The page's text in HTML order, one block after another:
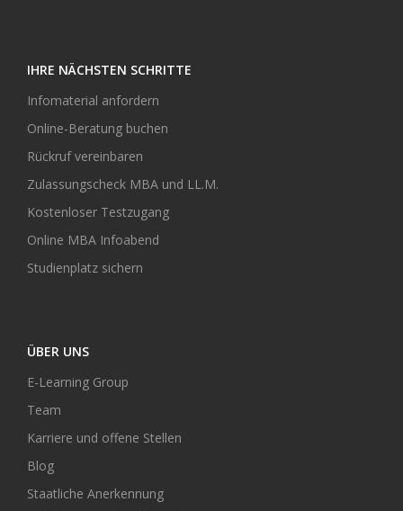
IHRE NÄCHSTEN SCHRITTE
Infomaterial anfordern
Online-Beratung buchen
Rückruf vereinbaren
Zulassungscheck MBA und LL.M.
Kostenloser Testzugang
Online MBA Infoabend
Studienplatz sichern
ÜBER UNS
E-Learning Group
Team
Karriere und offene Stellen
Blog
Staatliche Anerkennung